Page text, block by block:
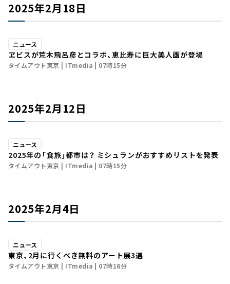
2025年2月18日
ニュース
ヱビスが荒木飛呂彦とコラボ、恵比寿に巨大美人画が登場
タイムアウト東京 ITmedia 07時15分
2025年2月12日
ニュース
2025年の「食旅」都市は？ ミシュランがおすすめリストを発表
タイムアウト東京 ITmedia 07時15分
2025年2月4日
ニュース
東京、2月に行くべき無料のアート展3選
タイムアウト東京 ITmedia 07時16分